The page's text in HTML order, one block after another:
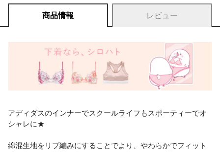
商品情報 レビュー
アディダスのインナーでスクールライフもスポーティーでオ
シャレに★
綿混生地をリブ編みにすることでより、やわらかでフィット